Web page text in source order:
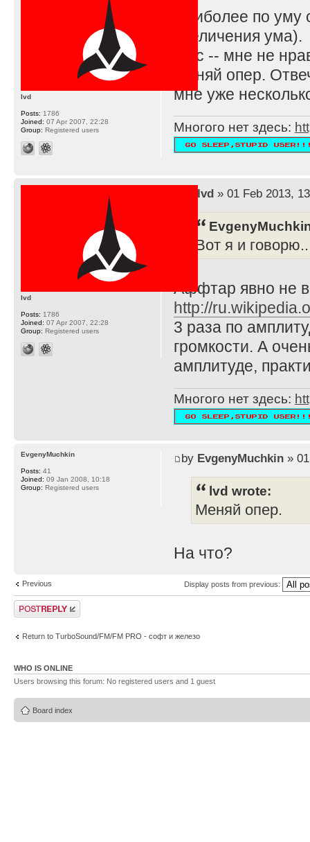
Наиболее по уму
увеличения ума).
В тс -- мне не
Меняй опер.
мне уже
Многого нет здесь:
lvd
Posts: 1786
Joined: 07 Apr 2007, 22:28
Group: Registered users
lvd» 01 Feb 2013,
Вот я и
Аффтар явно не в
http://
3 раза по
громкости. А
амплитуде,
Многого нет здесь:
lvd
Posts: 1786
Joined: 07 Apr 2007, 22:28
Group: Registered users
by EvgenyMuchkin» 01
lvd wrote:
Меняй опер.
На что?
EvgenyMuchkin
Posts: 41
Joined: 09 Jan 2008, 10:18
Group: Registered users
Previous Display posts from previous:
Post a reply
Return to TurboSound/FM/FM PRO - софт и железо
WHO IS ONLINE
Users browsing this forum: No registered users and 1 guest
Board index